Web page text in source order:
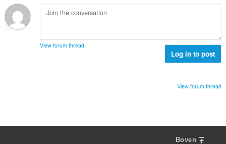
View forum thread
Log in to post
View forum thread
Boven